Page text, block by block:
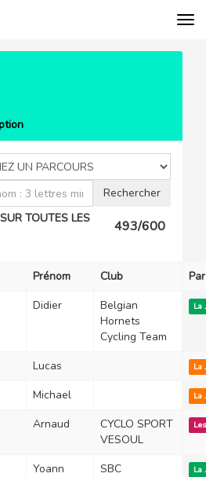
TOUTES LES
493/600
Prénom Club
Didier
Belgian
Hornets
Cycling Team
La
Lucas La
Michael La
Arnaud
CYCLO SPORT
VESOUL
Yoann SBC La